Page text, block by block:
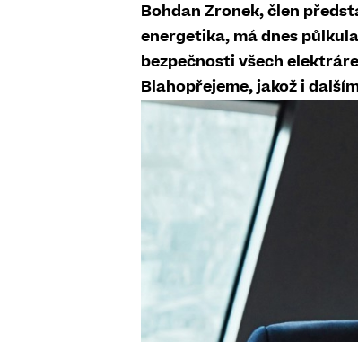
Bohdan Zronek, člen
energetika, má dnes
bezpečnosti všech
Blahopřejeme, jakož i